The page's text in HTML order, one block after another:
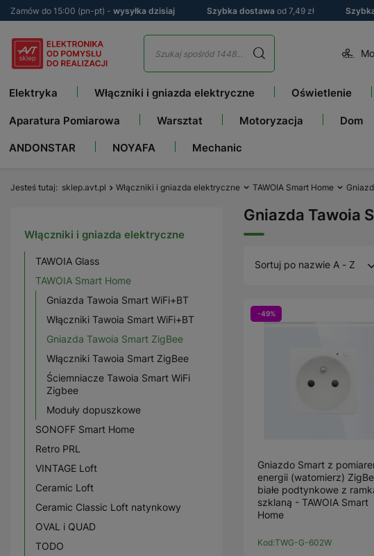
Zamów do 15:00 (pn-pt) - wysyłka dzisiaj Szybka dostawa od 7,49 zł
Elektryka Włączniki i gniazda elektryczne Oświetlenie
Aparatura Pomiarowa Warsztat Motoryzacja Dom
ANDONSTAR NOYAFA Mechanic
Jesteś tutaj sklep.avt.pl Włączniki i gniazda elektryczne TAWOIA Smart Home
Włączniki i gniazda elektryczne
TAWOIA Glass
TAWOIA Smart Home
Gniazda Tawoia Smart WiFi+BT
Włączniki Tawoia Smart WiFi+BT
Gniazda Tawoia Smart ZigBee
Włączniki Tawoia Smart ZigBee
Ściemniacze Tawoia Smart WiFi
Zigbee
Moduły dopuszkowe
SONOFF Smart Home
Retro PRL
VINTAGE Loft
Ceramic Loft
Ceramic Classic Loft natynkowy
OVAL i QUAD
TODO
Gniazda Tawoia
Sortuj po nazwie A - Z
-49%
Gniazdo Smart z
energii (watomierz)
białe podtynkowe z
szklaną - TAWOIA Smart
Home
Kod:TWG-G-602W